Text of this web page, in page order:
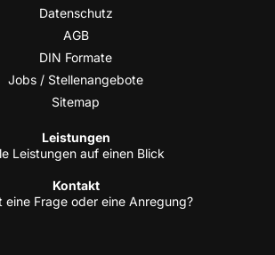
Daten­schutz
AGB
DIN For­ma­te
Jobs / Stellenangebote
Site­map
Leis­tun­gen
Leis­tun­gen auf einen Blick
Kon­takt
eine Fra­ge oder eine Anregung?